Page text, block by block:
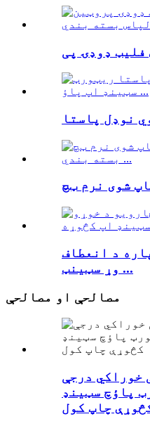
د انعطاف
وړ سټینټ ...
مصالحې او مصالحې
خوراکي درجې
پاؤچ سټینډ
چاپ کول